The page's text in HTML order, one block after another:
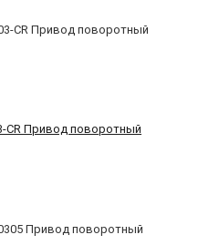
CR Привод поворотный